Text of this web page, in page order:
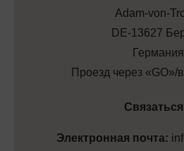
Adam-von-
DE-13627
Германия
Проезд через
Электронная почта: